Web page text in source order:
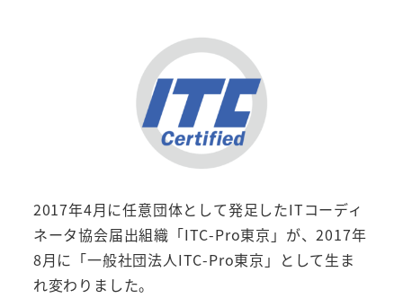
2017年4月に任意団体として発足したITコーディ
ネータ協会届出組織「ITC-Pro東京」が、2017年
8月に「一般社団法人ITC-Pro東京」として生ま
れ変わりました。